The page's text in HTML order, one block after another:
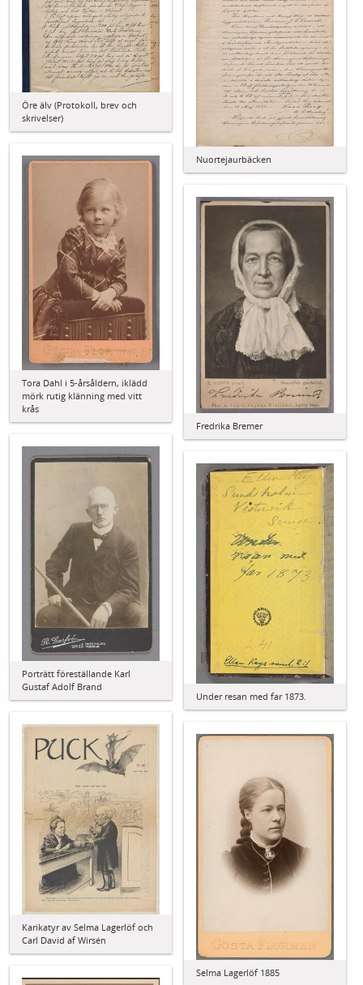
Öre älv (Protokoll, brev och
skrivelser)
Nuortejaurbäcken
Tora Dahl i 5-årsåldern, iklädd
mörk rutig klänning med vitt
krås
Fredrika Bremer
Porträtt föreställande Karl
Gustaf Adolf Brand
Under resan med far 1873.
Karikatyr av Selma Lagerlöf och
Carl David af Wirsén
Selma Lagerlöf 1885